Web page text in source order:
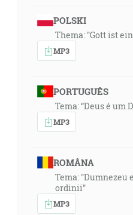
POLSKI
Thema: "Gott ist
MP3
PORTUGUÊS
Tema: “Deus é um
MP3
ROMÂNA
Tema: "Dumnezeu
ordinii"
MP3